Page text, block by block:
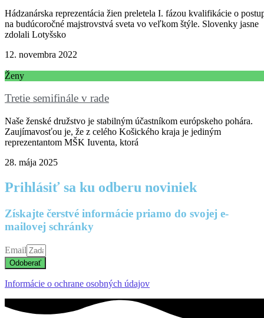
Hádzanárska reprezentácia žien preletela I. fázou kvalifikácie o
na budúcoročné majstrovstvá sveta vo veľkom štýle. Slovenky jasne
zdolali Lotyšsko
12. novembra 2022
Ženy
Tretie semifinále v rade
Naše ženské družstvo je stabilným účastníkom európskeho pohára.
Zaujímavosťou je, že z celého Košického kraja je jediným
reprezentantom MŠK Iuventa, ktorá
28. mája 2025
Prihlásiť sa ku odberu noviniek
Získajte čerstvé informácie priamo do svojej e-
mailovej schránky
Email
Odoberať
Informácie o ochrane osobných údajov